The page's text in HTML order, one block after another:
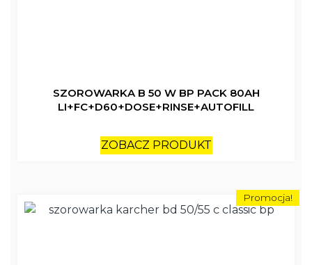
SZOROWARKA B 50 W BP PACK 80AH
LI+FC+D60+DOSE+RINSE+AUTOFILL
ZOBACZ PRODUKT
Promocja!